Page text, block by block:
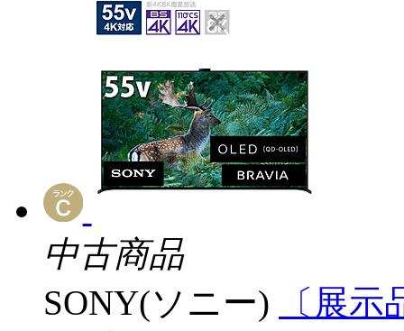
中古商品
SONY(ソニー)
〔展